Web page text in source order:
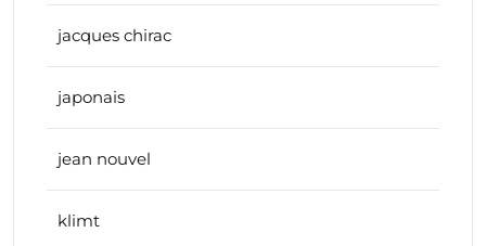
jacques chirac
japonais
jean nouvel
klimt